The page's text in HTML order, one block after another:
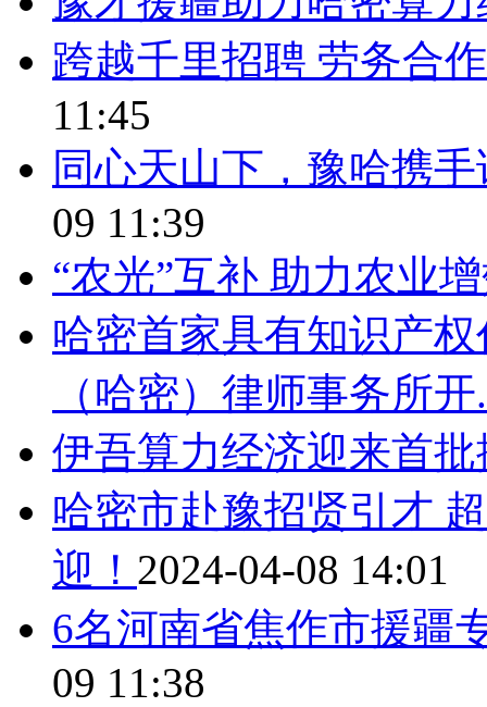
跨越千里招聘 劳务合
11:45
同心天山下，豫哈携
09 11:39
“农光”互补 助力农业
哈密首家具有知识产
（哈密）律师事务所开
伊吾算力经济迎来首
哈密市赴豫招贤引才
迎！ 2024-04-08 14:01
6名河南省焦作市援疆
09 11:38